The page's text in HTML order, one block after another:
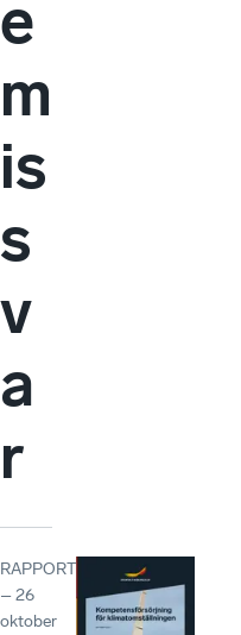
e
m
is
s
v
a
r
RAPPORT
– 26
oktober